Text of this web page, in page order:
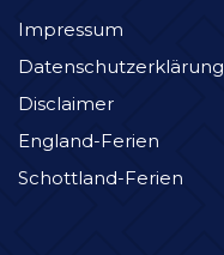
Impressum
Datenschutzerklärung
Disclaimer
England-Ferien
Schottland-Ferien